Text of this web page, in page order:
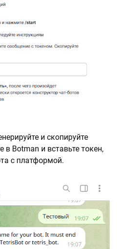
и скопируйте
в Botman и вставьте токен,
с платформой.